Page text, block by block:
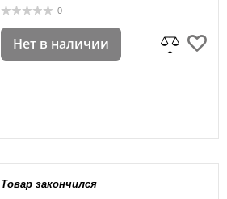
0
Нет в наличии
Товар закончился